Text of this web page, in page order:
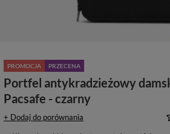
PROMOCJA PRZECENA
Portfel antykradzieżowy
Pacsafe - czarny
+ Dodaj do porównania